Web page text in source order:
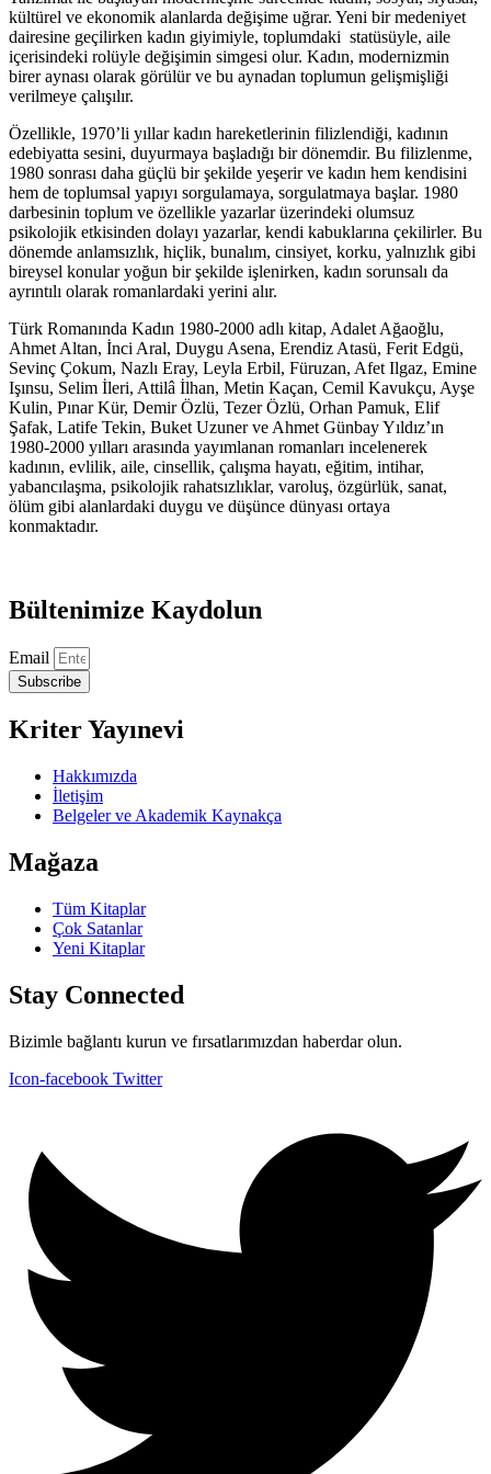
kültürel ve ekonomik alanlarda değişime uğrar. Yeni bir medeniyet
dairesine geçilirken kadın giyimiyle, toplumdaki statüsüyle, aile
içerisindeki rolüyle değişimin simgesi olur. Kadın, modernizmin
birer aynası olarak görülür ve bu aynadan toplumun gelişmişliği
verilmeye çalışılır.
Özellikle, 1970’li yıllar kadın hareketlerinin filizlendiği, kadının
edebiyatta sesini, duyurmaya başladığı bir dönemdir. Bu filizlenme,
1980 sonrası daha güçlü bir şekilde yeşerir ve kadın hem kendisini
hem de toplumsal yapıyı sorgulamaya, sorgulatmaya başlar. 1980
darbesinin toplum ve özellikle yazarlar üzerindeki olumsuz
psikolojik etkisinden dolayı yazarlar, kendi kabuklarına çekilirler. Bu
dönemde anlamsızlık, hiçlik, bunalım, cinsiyet, korku, yalnızlık gibi
bireysel konular yoğun bir şekilde işlenirken, kadın sorunsalı da
ayrıntılı olarak romanlardaki yerini alır.
Türk Romanında Kadın 1980-2000 adlı kitap, Adalet Ağaoğlu,
Ahmet Altan, İnci Aral, Duygu Asena, Erendiz Atasü, Ferit Edgü,
Sevinç Çokum, Nazlı Eray, Leyla Erbil, Füruzan, Afet Ilgaz, Emine
Işınsu, Selim İleri, Attilâ İlhan, Metin Kaçan, Cemil Kavukçu, Ayşe
Kulin, Pınar Kür, Demir Özlü, Tezer Özlü, Orhan Pamuk, Elif
Şafak, Latife Tekin, Buket Uzuner ve Ahmet Günbay Yıldız’ın
1980-2000 yılları arasında yayımlanan romanları incelenerek
kadının, evlilik, aile, cinsellik, çalışma hayatı, eğitim, intihar,
yabancılaşma, psikolojik rahatsızlıklar, varoluş, özgürlük, sanat,
ölüm gibi alanlardaki duygu ve düşünce dünyası ortaya
konmaktadır.
Bültenimize Kaydolun
Email
Subscribe
Kriter Yayınevi
Hakkımızda
İletişim
Belgeler ve Akademik Kaynakça
Mağaza
Tüm Kitaplar
Çok Satanlar
Yeni Kitaplar
Stay Connected
Bizimle bağlantı kurun ve fırsatlarımızdan haberdar olun.
Icon-facebook Twitter